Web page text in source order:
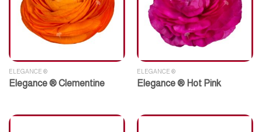
ELEGANCE ®
Elegance ® Clementine
ELEGANCE ®
Elegance ® Hot Pink